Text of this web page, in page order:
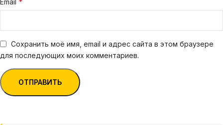
Сохранить моё имя, email и адрес сайта в этом браузере
для последующих моих комментариев.